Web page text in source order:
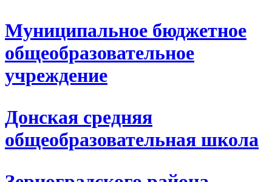
Муниципальное бюджетное
общеобразовательное
учреждение
Донская средняя
общеобразовательная школа